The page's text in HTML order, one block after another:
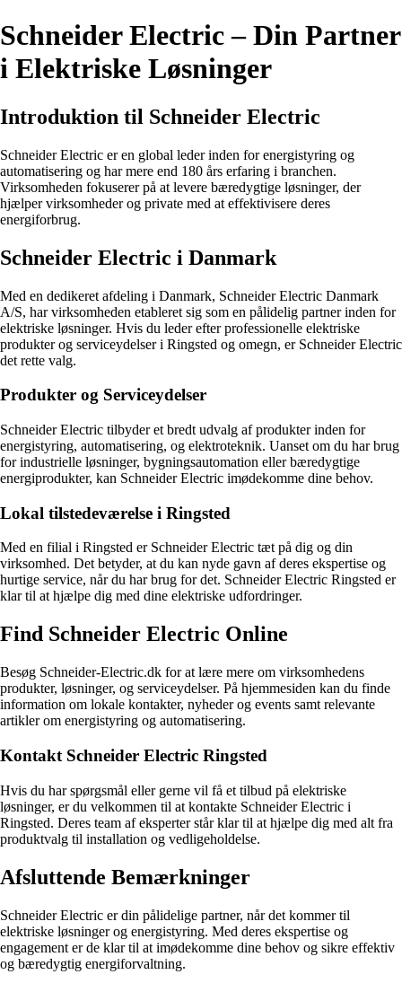
Schneider Electric – Din Partner
i Elektriske Løsninger
Introduktion til Schneider Electric
Schneider Electric er en global leder inden for energistyring og
automatisering og har mere end 180 års erfaring i branchen.
Virksomheden fokuserer på at levere bæredygtige løsninger, der
hjælper virksomheder og private med at effektivisere deres
energiforbrug.
Schneider Electric i Danmark
Med en dedikeret afdeling i Danmark, Schneider Electric Danmark
A/S, har virksomheden etableret sig som en pålidelig partner inden for
elektriske løsninger. Hvis du leder efter professionelle elektriske
produkter og serviceydelser i Ringsted og omegn, er Schneider Electric
det rette valg.
Produkter og Serviceydelser
Schneider Electric tilbyder et bredt udvalg af produkter inden for
energistyring, automatisering, og elektroteknik. Uanset om du har brug
for industrielle løsninger, bygningsautomation eller bæredygtige
energiprodukter, kan Schneider Electric imødekomme dine behov.
Lokal tilstedeværelse i Ringsted
Med en filial i Ringsted er Schneider Electric tæt på dig og din
virksomhed. Det betyder, at du kan nyde gavn af deres ekspertise og
hurtige service, når du har brug for det. Schneider Electric Ringsted er
klar til at hjælpe dig med dine elektriske udfordringer.
Find Schneider Electric Online
Besøg Schneider-Electric.dk for at lære mere om virksomhedens
produkter, løsninger, og serviceydelser. På hjemmesiden kan du finde
information om lokale kontakter, nyheder og events samt relevante
artikler om energistyring og automatisering.
Kontakt Schneider Electric Ringsted
Hvis du har spørgsmål eller gerne vil få et tilbud på elektriske
løsninger, er du velkommen til at kontakte Schneider Electric i
Ringsted. Deres team af eksperter står klar til at hjælpe dig med alt fra
produktvalg til installation og vedligeholdelse.
Afsluttende Bemærkninger
Schneider Electric er din pålidelige partner, når det kommer til
elektriske løsninger og energistyring. Med deres ekspertise og
engagement er de klar til at imødekomme dine behov og sikre effektiv
og bæredygtig energiforvaltning.